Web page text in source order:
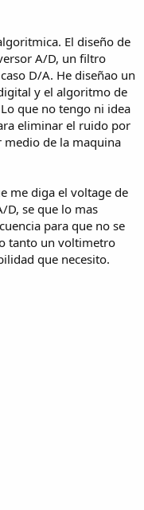
El diseño de
A/D, un filtro
D/A. He diseñao un
y el algoritmo de
que no tengo ni idea
eliminar el ruido por
de la maquina
me diga el voltage de
D, se que lo mas
para que no se
tanto un voltimetro
que necesito.